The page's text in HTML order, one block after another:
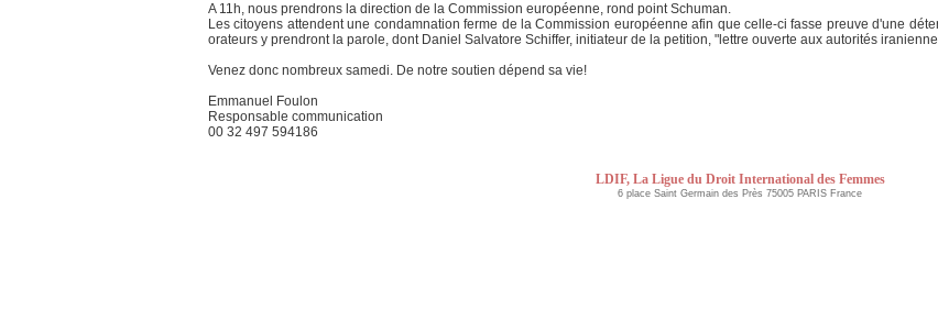
A 11h, nous prendrons la direction de la Commission européenne, rond point Schuman.
Les citoyens attendent une condamnation ferme de la Commission européenne afin que celle-ci fasse preuve d'une
orateurs y prendront la parole, dont Daniel Salvatore Schiffer, initiateur de la petition, "lettre ouverte aux autorités
Venez donc nombreux samedi. De notre soutien dépend sa vie!
Emmanuel Foulon
Responsable communication
00 32 497 594186
LDIF, La Ligue du Droit International des Femmes
6 place Saint Germain des Près 75005 PARIS France